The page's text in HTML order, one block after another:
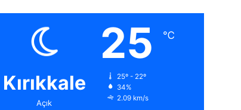
Kırıkkale
Açık
25 ℃
25º - 22º
34%
2.09 km/s